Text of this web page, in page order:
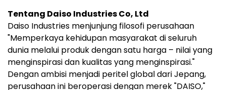
Tentang Daiso Industries Co, Ltd
Daiso Industries menjunjung filosofi perusahaan
"Memperkaya kehidupan masyarakat di seluruh
dunia melalui produk dengan satu harga – nilai yang
menginspirasi dan kualitas yang menginspirasi."
Dengan ambisi menjadi peritel global dari Jepang,
perusahaan ini beroperasi dengan merek "DAISO,"